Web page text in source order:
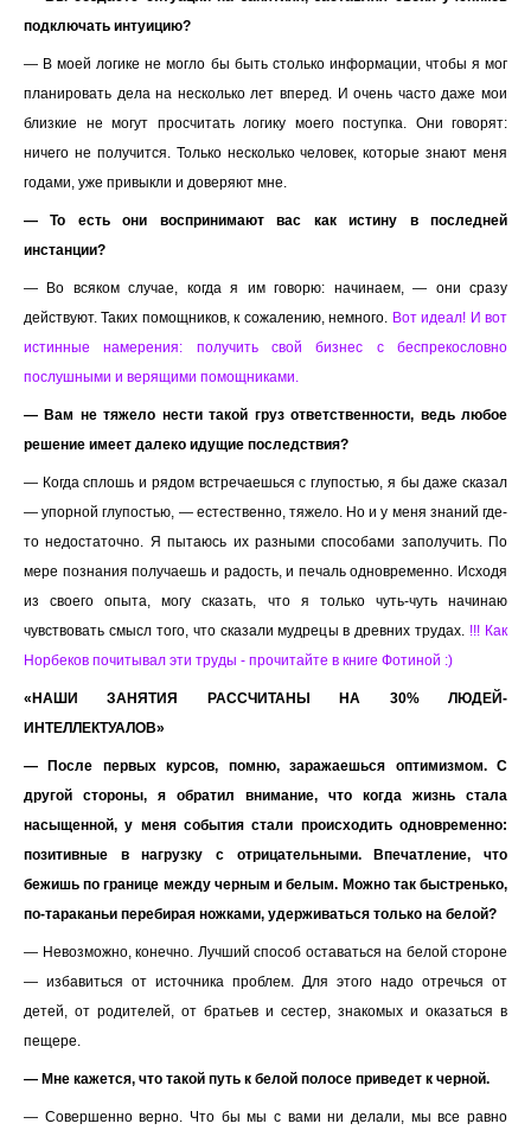
подключать интуицию?
— В моей логике не могло бы быть столько информации, чтобы я мог
планировать дела на несколько лет вперед. И очень часто даже мои
близкие не могут просчитать логику моего поступка. Они говорят:
ничего не получится. Только несколько человек, которые знают меня
годами, уже привыкли и доверяют мне.
— То есть они воспринимают вас как истину в последней
инстанции?
— Во всяком случае, когда я им говорю: начинаем, — они сразу
действуют. Таких помощников, к сожалению, немного. Вот идеал! И вот
истинные намерения: получить свой бизнес с беспрекословно
послушными и верящими помощниками.
— Вам не тяжело нести такой груз ответственности, ведь любое
решение имеет далеко идущие последствия?
— Когда сплошь и рядом встречаешься с глупостью, я бы даже сказал
— упорной глупостью, — естественно, тяжело. Но и у меня знаний где-
то недостаточно. Я пытаюсь их разными способами заполучить. По
мере познания получаешь и радость, и печаль одновременно. Исходя
из своего опыта, могу сказать, что я только чуть-чуть начинаю
чувствовать смысл того, что сказали мудрецы в древних трудах. !!! Как
Норбеков почитывал эти труды - прочитайте в книге Фотиной :)
«НАШИ ЗАНЯТИЯ РАССЧИТАНЫ НА 30% ЛЮДЕЙ-
ИНТЕЛЛЕКТУАЛОВ»
— После первых курсов, помню, заражаешься оптимизмом. С
другой стороны, я обратил внимание, что когда жизнь стала
насыщенной, у меня события стали происходить одновременно:
позитивные в нагрузку с отрицательными. Впечатление, что
бежишь по границе между черным и белым. Можно так быстренько,
по-тараканьи перебирая ножками, удерживаться только на белой?
— Невозможно, конечно. Лучший способ оставаться на белой стороне
— избавиться от источника проблем. Для этого надо отречься от
детей, от родителей, от братьев и сестер, знакомых и оказаться в
пещере.
— Мне кажется, что такой путь к белой полосе приведет к черной.
— Совершенно верно. Что бы мы с вами ни делали, мы все равно